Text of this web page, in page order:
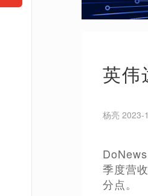
英伟
杨亮 2023-
季度营
分点。